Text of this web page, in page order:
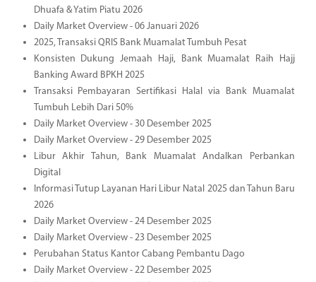
Dhuafa & Yatim Piatu 2026
Daily Market Overview - 06 Januari 2026
2025, Transaksi QRIS Bank Muamalat Tumbuh Pesat
Konsisten Dukung Jemaah Haji, Bank Muamalat Raih Hajj
Banking Award BPKH 2025
Transaksi Pembayaran Sertifikasi Halal via Bank Muamalat
Tumbuh Lebih Dari 50%
Daily Market Overview - 30 Desember 2025
Daily Market Overview - 29 Desember 2025
Libur Akhir Tahun, Bank Muamalat Andalkan Perbankan
Digital
Informasi Tutup Layanan Hari Libur Natal 2025 dan Tahun Baru
2026
Daily Market Overview - 24 Desember 2025
Daily Market Overview - 23 Desember 2025
Perubahan Status Kantor Cabang Pembantu Dago
Daily Market Overview - 22 Desember 2025